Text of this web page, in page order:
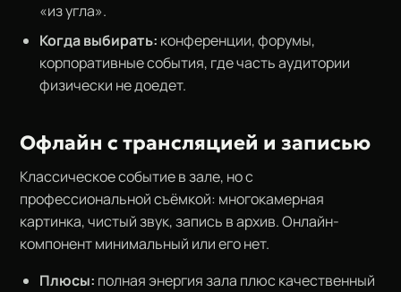
«из угла».
Когда выбирать: конференции, форумы,
корпоративные события, где часть аудитории
физически не доедет.
Офлайн с трансляцией и записью
Классическое событие в зале, но с
профессиональной съёмкой: многокамерная
картинка, чистый звук, запись в архив. Онлайн-
компонент минимальный или его нет.
Плюсы: полная энергия зала плюс качественный